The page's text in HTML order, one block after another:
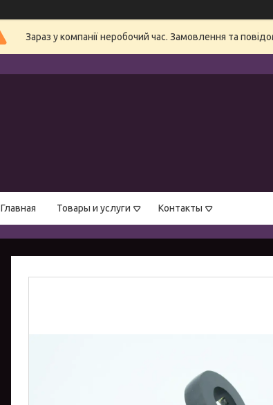
Зараз у компанії неробочий час. Замовлення та
Главная Товары и услуги Контакты